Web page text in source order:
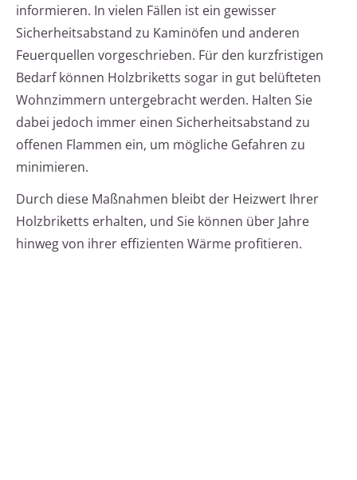
informieren. In vielen Fällen ist ein gewisser
Sicherheitsabstand zu Kaminöfen und anderen
Feuerquellen vorgeschrieben. Für den kurzfristigen
Bedarf können Holzbriketts sogar in gut belüfteten
Wohnzimmern untergebracht werden. Halten Sie
dabei jedoch immer einen Sicherheitsabstand zu
offenen Flammen ein, um mögliche Gefahren zu
minimieren.
Durch diese Maßnahmen bleibt der Heizwert Ihrer
Holzbriketts erhalten, und Sie können über Jahre
hinweg von ihrer effizienten Wärme profitieren.